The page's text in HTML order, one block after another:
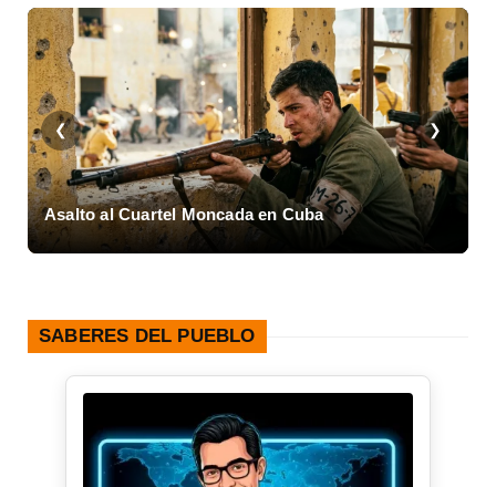
❮
Asalto al Cuartel Moncada en Cuba
❯
SABERES DEL PUEBLO